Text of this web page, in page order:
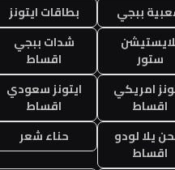
ببجي
بطاقات ايتونز
ستور
شدات ببجي
اقساط
امريكي
اقساط
ايتونز سعودي
اقساط
يلا لودو
اقساط
حناء شعر